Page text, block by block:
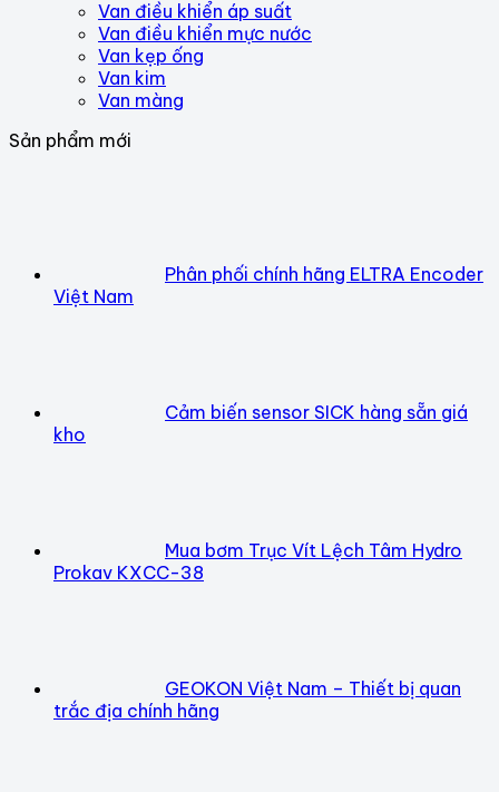
Van điều khiển áp suất
Van điều khiển mực nước
Van kẹp ống
Van kim
Van màng
Sản phẩm mới
Phân phối chính hãng ELTRA Encoder
Việt Nam
Cảm biến sensor SICK hàng sẵn giá
kho
Mua bơm Trục Vít Lệch Tâm Hydro
Prokav KXCC-38
GEOKON Việt Nam – Thiết bị quan
trắc địa chính hãng